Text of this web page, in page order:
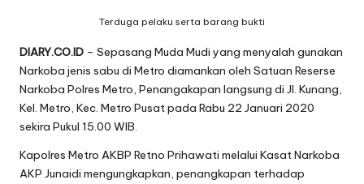
Terduga pelaku serta barang bukti
DIARY.CO.ID – Sepasang Muda Mudi yang menyalah gunakan
Narkoba jenis sabu di Metro diamankan oleh Satuan Reserse
Narkoba Polres Metro, Penangakapan langsung di Jl. Kunang,
Kel. Metro, Kec. Metro Pusat pada Rabu 22 Januari 2020
sekira Pukul 15.00 WIB.
Kapolres Metro AKBP Retno Prihawati melalui Kasat Narkoba
AKP Junaidi mengungkapkan, penangkapan terhadap